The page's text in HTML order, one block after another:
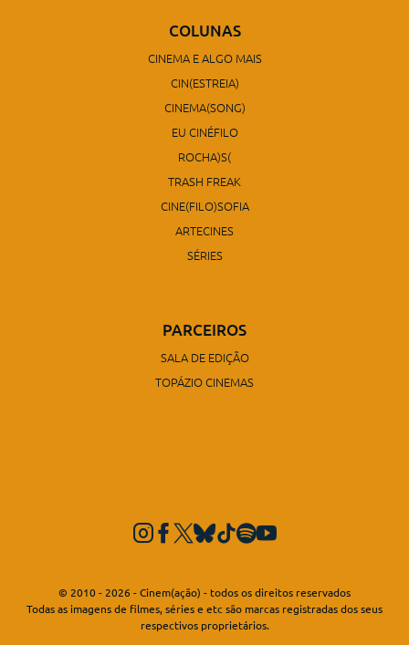
CINEMA(SONG)
EU CINÉFILO
ROCHA)S(
TRASH FREAK
CINE(FILO)SOFIA
ARTECINES
SÉRIES
PARCEIROS
Todas as imagens de filmes, séries e etc são marcas registradas dos seus
respectivos proprietários.